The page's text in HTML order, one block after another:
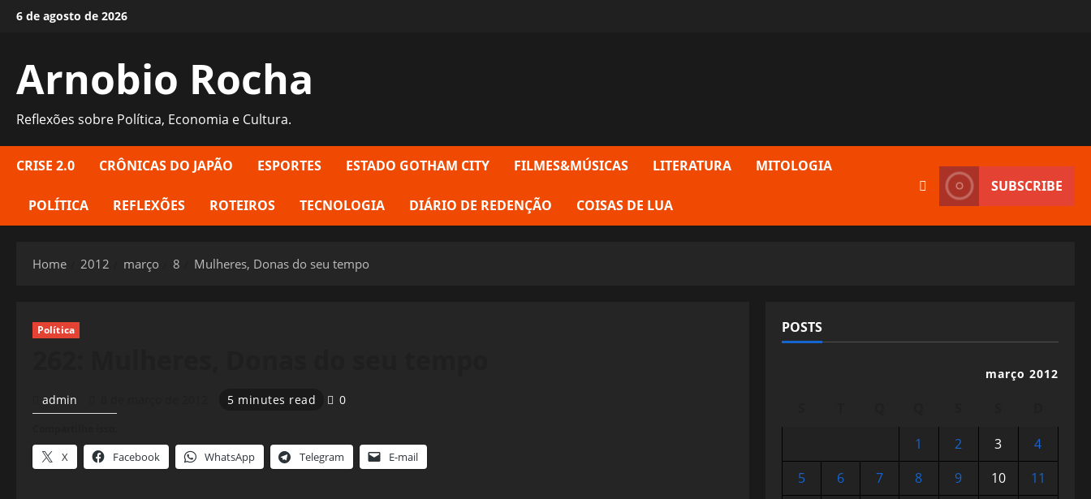
Skip6 de agosto de 2026
Arnobio Rocha
Reflexões sobre Política, Economia e Cultura.
CRISE 2.0 CRÔNICAS DO JAPÃO ESPORTES ESTADO GOTHAM CITY FILMES&MÚSICAS LITERATURA MITOLOGIA
POLÍTICA REFLEXÕES ROTEIROS TECNOLOGIA DIÁRIO DE REDENÇÃO COISAS DE LUA
SUBSCRIBE
Home 2012 março 8 Mulheres, Donas do seu tempo
Política
admin 5 minutes read 0
X Facebook WhatsApp Telegram E-mail
POSTS
março 2012
1
2 3
4
5
6 7 8 9 10
11